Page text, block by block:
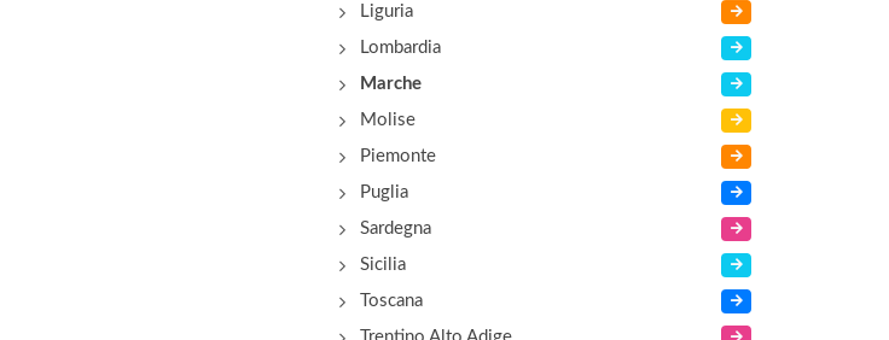
Liguria
Lombardia
Marche
Molise
Piemonte
Puglia
Sardegna
Sicilia
Toscana